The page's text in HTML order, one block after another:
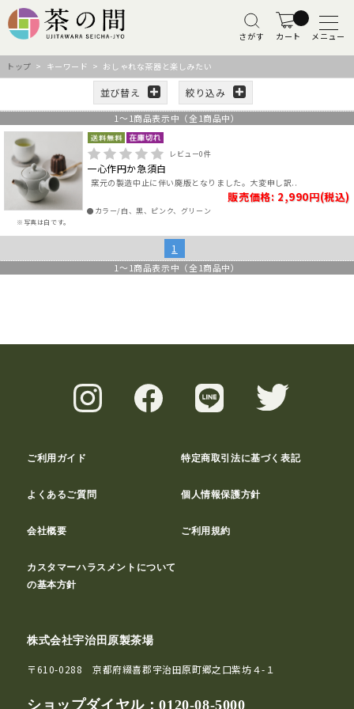
さがす カート メニュー
トップ > キーワード > おしゃれな茶器と楽しみたい
並び替え 絞り込み
1 ～ 1商品表示中（全 1商品中）
※写真は白です。
レビュー0件
一心作円か急須白
窯元の製造中止に伴い廃版となりました。大変申し訳..
販売価格: 2,990円(税込)
●カラー/白、黒、ピンク、グリーン
1
1 ～ 1商品表示中（全 1商品中）
ご利用ガイド 特定商取引法に基づく表記
よくあるご質問 個人情報保護方針
会社概要 ご利用規約
カスタマーハラスメントについて
の基本方針
株式会社宇治田原製茶場
〒610-0288 京都府綴喜郡宇治田原町郷之口紫坊４-１
ショップダイヤル：0120-08-5000